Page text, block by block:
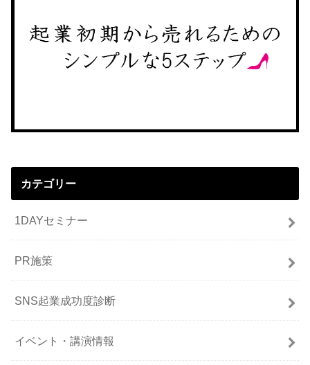
カテゴリー
1DAYセミナー
PR施策
SNS起業成功度診断
イベント・講演情報